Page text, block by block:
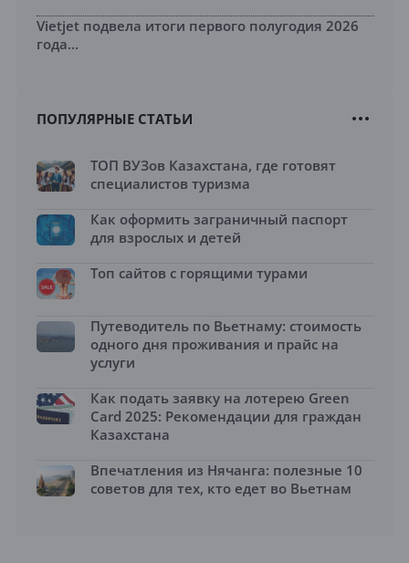
Vietjet подвела итоги первого полугодия 2026
года...
ПОПУЛЯРНЫЕ СТАТЬИ
ТОП ВУЗов Казахстана, где готовят
специалистов туризма
Как оформить заграничный паспорт
для взрослых и детей
Топ сайтов с горящими турами
Путеводитель по Вьетнаму: стоимость
одного дня проживания и прайс на
услуги
Как подать заявку на лотерею Green
Card 2025: Рекомендации для граждан
Казахстана
Впечатления из Нячанга: полезные 10
советов для тех, кто едет во Вьетнам